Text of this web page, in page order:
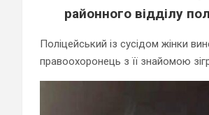
районного відділу
Поліцейський із сусідом жінки
правоохоронець з її знайомою